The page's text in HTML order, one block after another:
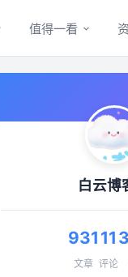
值得一看
白云博
931
文章
11
评论